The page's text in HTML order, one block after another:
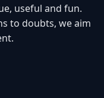
useful and fun.
to doubts, we aim